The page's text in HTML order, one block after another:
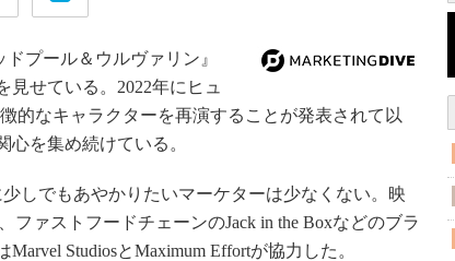
プール＆ウルヴァリン』
せている。2022年にヒュ
的なキャラクターを再演することが発表されて以
心を集め続けている。
しでもあやかりたいマーケターは少なくない。映
ファストフードチェーンのJack in the Boxなどのブラ
StudiosとMaximum Effortが協力した。